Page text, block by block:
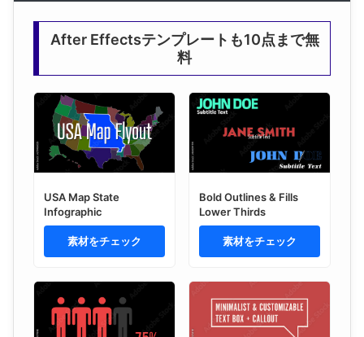
After Effectsテンプレートも10点まで無
料
USA Map State
Infographic
素材をチェック
Bold Outlines & Fills
Lower Thirds
素材をチェック